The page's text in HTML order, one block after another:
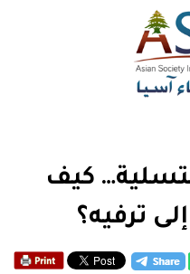
كتسلية… كيف
ترفيه؟